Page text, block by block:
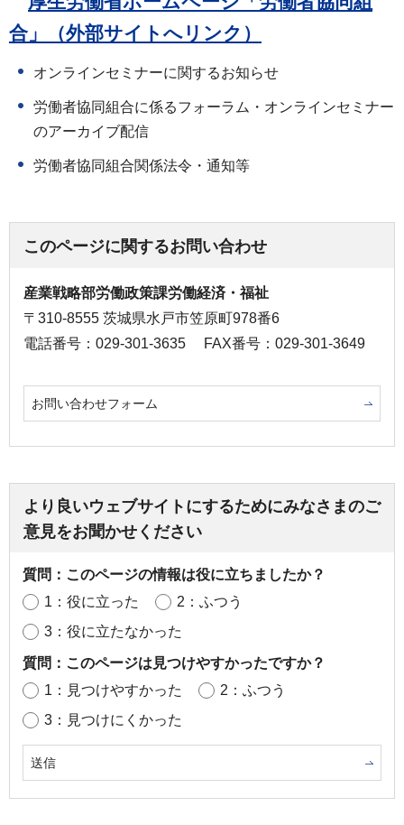
合」（外部サイトへリンク）
オンラインセミナーに関するお知らせ
労働者協同組合に係るフォーラム・オンラインセミナー
のアーカイブ配信
労働者協同組合関係法令・通知等
このページに関するお問い合わせ
産業戦略部労働政策課労働経済・福祉
〒310-8555 茨城県水戸市笠原町978番6
電話番号：029-301-3635
FAX番号：029-301-3649
お問い合わせフォーム
より良いウェブサイトにするためにみなさまのご
意見をお聞かせください
質問：このページの情報は役に立ちましたか？
1：役に立った
2：ふつう
3：役に立たなかった
質問：このページは見つけやすかったですか？
1：見つけやすかった
2：ふつう
3：見つけにくかった